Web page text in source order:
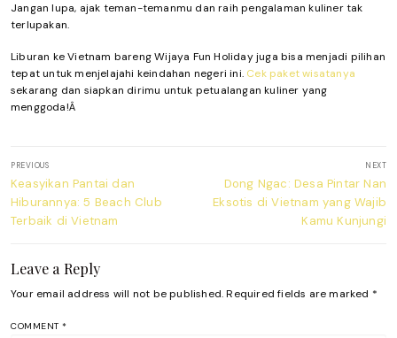
Jangan lupa, ajak teman-temanmu dan raih pengalaman kuliner tak
terlupakan.
Liburan ke Vietnam bareng Wijaya Fun Holiday juga bisa menjadi pilihan
tepat untuk menjelajahi keindahan negeri ini. Cek paket wisatanya
sekarang dan siapkan dirimu untuk petualangan kuliner yang
menggoda!Â
navigation
PREVIOUS
Previous
post:
Keasyikan Pantai dan
Hiburannya: 5 Beach Club
Terbaik di Vietnam
NEXT
Next
post:
Dong Ngac: Desa Pintar Nan
Eksotis di Vietnam yang Wajib
Kamu Kunjungi
Leave a Reply
Your email address will not be published. Required fields are marked *
COMMENT *